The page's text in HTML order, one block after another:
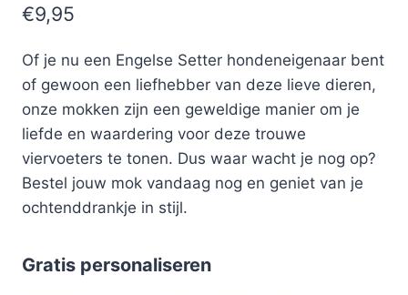
€9,95
Of je nu een Engelse Setter hondeneigenaar bent
of gewoon een liefhebber van deze lieve dieren,
onze mokken zijn een geweldige manier om je
liefde en waardering voor deze trouwe
viervoeters te tonen. Dus waar wacht je nog op?
Bestel jouw mok vandaag nog en geniet van je
ochtenddrankje in stijl.
Gratis personaliseren